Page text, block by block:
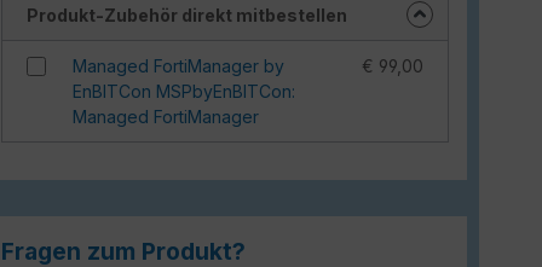
Produkt-Zubehör direkt mitbestellen
Managed FortiManager by
EnBITCon MSPbyEnBITCon:
Managed FortiManager
€ 99,00
Fragen zum Produkt?